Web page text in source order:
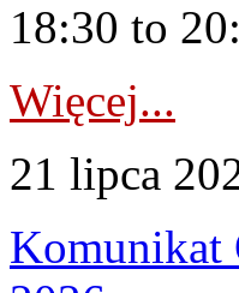
18:30 to
Więcej...
21 lipca
Komunikat